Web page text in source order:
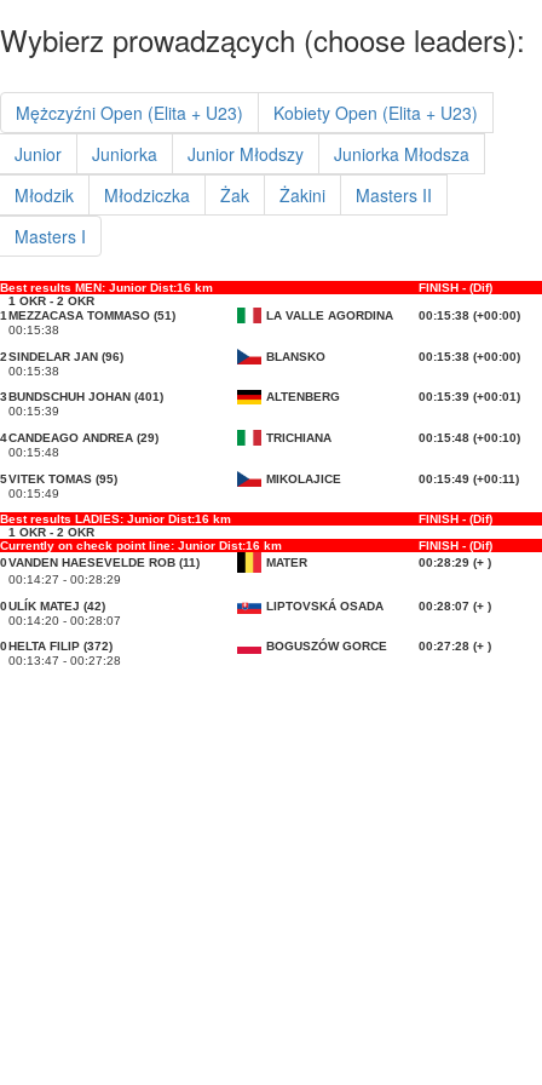
Wybierz prowadzących (choose leaders):
Mężczyźni Open (Elita + U23)
Kobiety Open (Elita + U23)
Junior
Juniorka Junior Młodszy
Juniorka Młodsza
Młodzik
Młodziczka Żak Żakini
Masters II
Masters I
Best results MEN: Junior Dist:16 km
FINISH - (Dif)
1 OKR - 2 OKR
1 MEZZACASA TOMMASO (51) LA VALLE AGORDINA
00:15:38 (+00:00)
00:15:38
2SINDELAR JAN (96) BLANSKO
00:15:38 (+00:00)
00:15:38
3BUNDSCHUH JOHAN (401) ALTENBERG
00:15:39 (+00:01)
00:15:39
4CANDEAGO ANDREA (29) TRICHIANA
00:15:48 (+00:10)
00:15:48
5VITEK TOMAS (95) MIKOLAJICE
00:15:49 (+00:11)
00:15:49
Best results LADIES: Junior Dist:16 km
FINISH - (Dif)
1 OKR - 2 OKR
Currently on check point line: Junior Dist:16 km
FINISH - (Dif)
0VANDEN HAESEVELDE ROB (11) MATER
00:28:29 (+ )
00:14:27 - 00:28:29
0ULÍK MATEJ (42) LIPTOVSKÁ OSADA
00:28:07 (+ )
00:14:20 - 00:28:07
0HELTA FILIP (372) BOGUSZÓW GORCE
00:27:28 (+ )
00:13:47 - 00:27:28